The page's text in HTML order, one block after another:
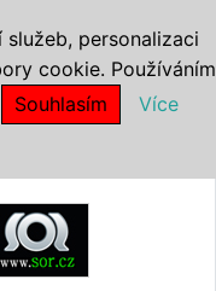
personalizaci
cookie. Používáním
Souhlasím
Více